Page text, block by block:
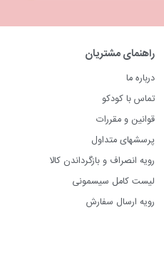
راهنمای مشتریان
درباره ما
تماس با کودکو
قوانین و مقررات
پرسشهای متداول
رویه انصراف و بازگرداندن کالا
لیست کامل سیسمونی
رویه ارسال سفارش